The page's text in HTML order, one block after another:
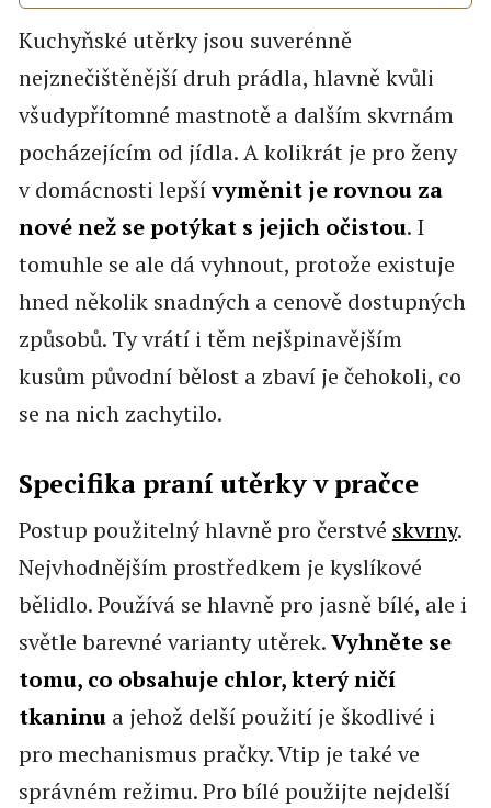
Kuchyňské utěrky jsou suverénně
nejznečištěnější druh prádla, hlavně kvůli
všudypřítomné mastnotě a dalším skvrnám
pocházejícím od jídla. A kolikrát je pro ženy
v domácnosti lepšívyměnit je rovnou za
nové než se potýkat s jejich očistou. I
tomuhle se ale dá vyhnout, protože existuje
hned několik snadných a cenově dostupných
způsobů. Ty vrátí i těm nejšpinavějším
kusům původní bělost a zbaví je čehokoli, co
se na nich zachytilo.
Specifika praní utěrky v pračce
Postup použitelný hlavně pro čerstvé skvrny.
Nejvhodnějším prostředkem je kyslíkové
bělidlo. Používá se hlavně pro jasně bílé, ale i
světle barevné varianty utěrek.Vyhněte se
tomu, co obsahuje chlor, který ničí
tkaninua jehož delší použití je škodlivé i
pro mechanismus pračky. Vtip je také ve
správném režimu. Pro bílé použijte nejdelší